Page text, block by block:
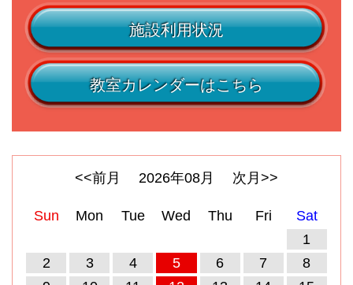
施設利用状況
教室カレンダーはこちら
<<前月 2026年08月 次月>>
Sun Mon Tue Wed Thu Fri
Sat
1
2
3 4 5 6 7
8